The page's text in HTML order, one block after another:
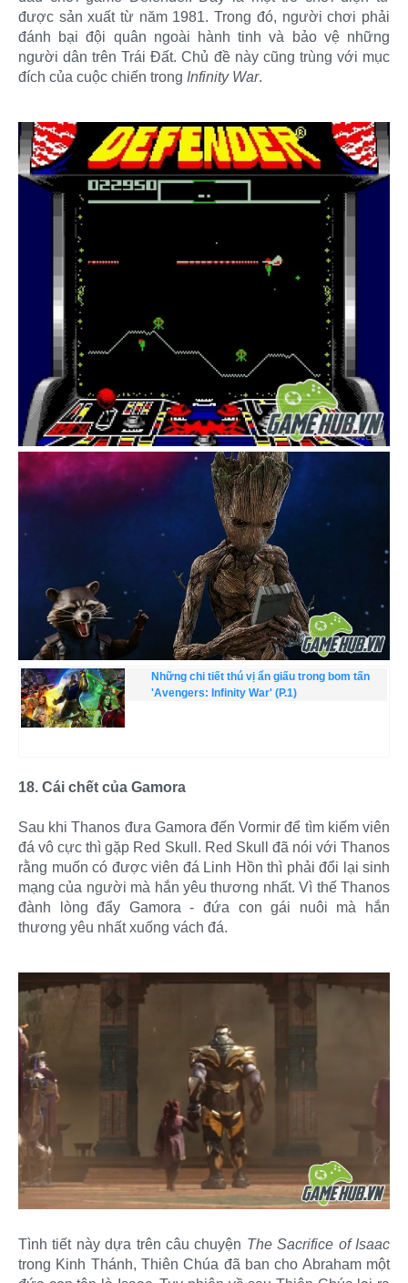
được sản xuất từ năm 1981. Trong đó, người chơi phải
đánh bại đội quân ngoài hành tinh và bảo vệ những
người dân trên Trái Đất. Chủ đề này cũng trùng với mục
đích của cuộc chiến trong Infinity War.
Những chi tiết thú vị ẩn giấu trong bom tấn
'Avengers: Infinity War' (P.1)
18. Cái chết của Gamora
Sau khi Thanos đưa Gamora đến Vormir để tìm kiếm viên
đá vô cực thì gặp Red Skull. Red Skull đã nói với Thanos
rằng muốn có được viên đá Linh Hồn thì phải đổi lại sinh
mạng của người mà hắn yêu thương nhất. Vì thế Thanos
đành lòng đẩy Gamora - đứa con gái nuôi mà hắn
thương yêu nhất xuống vách đá.
Tình tiết này dựa trên câu chuyện The Sacrifice of Isaac
trong Kinh Thánh, Thiên Chúa đã ban cho Abraham một